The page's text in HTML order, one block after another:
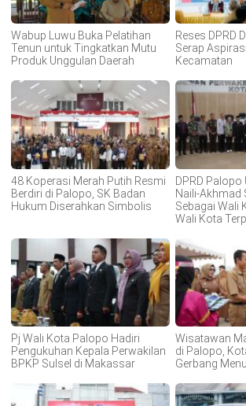
Wabup Luwu Buka Pelatihan
Tenun untuk Tingkatkan Mutu
Produk Unggulan Daerah
Reses DPRD
Serap
Kecamatan
48 Koperasi Merah Putih Resmi
Berdiri di Palopo, SK Badan
Hukum Diserahkan Simbolis
DPRD
Naili-Akhmad
Sebagai Wali
Wali Kota
Pj Wali Kota Palopo Hadiri
Pengukuhan Kepala Perwakilan
BPKP Sulsel di Makassar
Wisatawan
di Palopo,
Gerbang